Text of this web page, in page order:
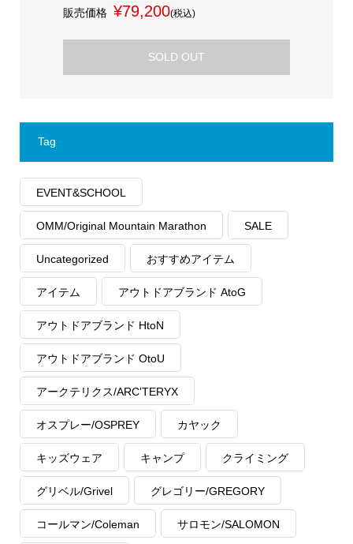
販売価格 ¥79,200(税込)
SOLD OUT
Tag
EVENT&SCHOOL
OMM/Original Mountain Marathon SALE
Uncategorized おすすめアイテム
アイテム アウトドアブランド AtoG
アウトドアブランド HtoN
アウトドアブランド OtoU
アークテリクス/ARC'TERYX
オスプレー/OSPREY カヤック
キッズウェア キャンプ クライミング
グリベル/Grivel グレゴリー/GREGORY
コールマン/Coleman サロモン/SALOMON